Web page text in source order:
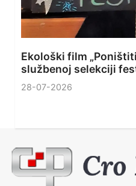
Ekološki film
službenoj selekciji
28-07-2026